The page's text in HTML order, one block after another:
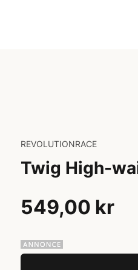
REVOLUTIONRACE
Twig High-
549,00 kr